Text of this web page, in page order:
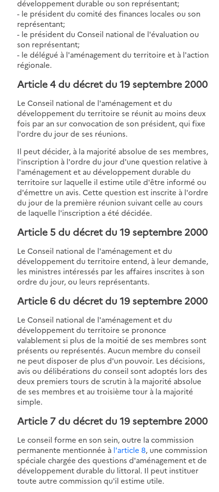
développement durable ou son représentant;
- le président du comité des finances locales ou son
représentant;
- le président du Conseil national de l'évaluation ou
son représentant;
- le délégué à l'aménagement du territoire et à l'action
régionale.
Article 4 du décret du 19 septembre 2000
Le Conseil national de l'aménagement et du
développement du territoire se réunit au moins deux
fois par an sur convocation de son président, qui fixe
l'ordre du jour de ses réunions.
Il peut décider, à la majorité absolue de ses membres,
l'inscription à l'ordre du jour d'une question relative à
l'aménagement et au développement durable du
territoire sur laquelle il estime utile d'être informé ou
d'émettre un avis. Cette question est inscrite à l'ordre
du jour de la première réunion suivant celle au cours
de laquelle l'inscription a été décidée.
Article 5 du décret du 19 septembre 2000
Le Conseil national de l'aménagement et du
développement du territoire entend, à leur demande,
les ministres intéressés par les affaires inscrites à son
ordre du jour, ou leurs représentants.
Article 6 du décret du 19 septembre 2000
Le Conseil national de l'aménagement et du
développement du territoire se prononce
valablement si plus de la moitié de ses membres sont
présents ou représentés. Aucun membre du conseil
ne peut disposer de plus d'un pouvoir. Les décisions,
avis ou délibérations du conseil sont adoptés lors des
deux premiers tours de scrutin à la majorité absolue
de ses membres et au troisième tour à la majorité
simple.
Article 7 du décret du 19 septembre 2000
Le conseil forme en son sein, outre la commission
permanente mentionnée à l'article 8, une commission
spéciale chargée des questions d'aménagement et de
développement durable du littoral. Il peut instituer
toute autre commission qu'il estime utile.